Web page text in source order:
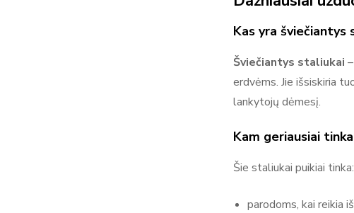
Kas yra šviečiantys
Šviečiantys staliukai
erdvėms. Jie išsiskiria
lankytojų dėmesį.
Kam geriausiai
Šie staliukai puikiai tinka:
parodoms, kai reikia